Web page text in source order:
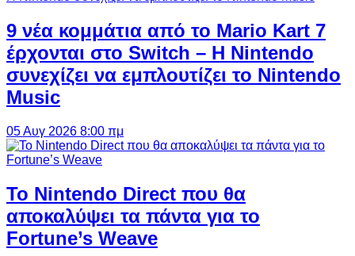
9 νέα κομμάτια από το Mario Kart 7
έρχονται στο Switch – Η Nintendo
συνεχίζει να εμπλουτίζει το Nintendo
Music
05 Αυγ 2026 8:00 πμ
Το Nintendo Direct που θα
αποκαλύψει τα πάντα για το
Fortune’s Weave